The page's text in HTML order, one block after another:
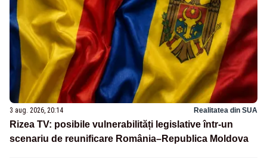
3 aug. 2026, 20:14 Realitatea din SUA
Rizea TV: posibile vulnerabilități legislative într-un
scenariu de reunificare România–Republica Moldova